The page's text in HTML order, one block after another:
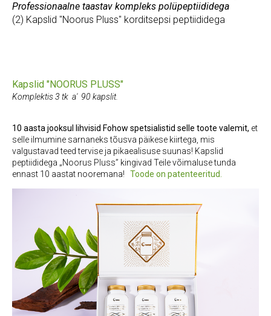
Professionaalne taastav kompleks polüpeptiididega
(2) Kapslid "Noorus Pluss" korditsepsi peptiididega
Kapslid "NOORUS PLUSS"
Komplektis 3 tk a' 90 kapslit.
10 aasta jooksul lihvisid Fohow spetsialistid selle toote valemit, et
selle ilmumine sarnaneks tõusva päikese kiirtega, mis
valgustavad teed tervise ja pikaealisuse suunas! Kapslid
peptiididega „Noorus Pluss” kingivad Teile võimaluse tunda
ennast 10 aastat nooremana!
Toode on patenteeritud.